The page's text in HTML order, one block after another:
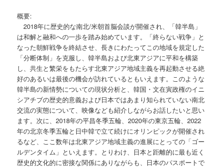
概要:
2018年に歴史的な南北/米朝首脳会談が開催され、「韓半島」
は和解と融和への一歩を踏み始めています。「終らない戦争」と
なった朝鮮戦争を終結させ、長きにわたってこの地域を規定した
「分断体制」を克服し、韓半島および北東アジアに平和を構築
し、共生と繁栄をもたらす北東アジア地域主義を再起動させる絶
好のあるいは最後の機会が訪れているともいえます。このような
韓半島の新情勢についての現状分析と、韓国・文在寅政権のイニ
シアチブの歴史的意義および日本ではあまり知られていない南北
交流の実態について、映像なども紹介しながらお話したいと思い
ます。次に、2018年の平昌冬季五輪、2020年の東京五輪、2022
年の北京冬季五輪と日中韓で立て続けにオリンピックが開催され
るなど、ここ数年は北東アジア地域主義の進展にとっての「ゴー
ルデンタイム」といえます。とりわけ、日本と距離的に最も近く
歴史的文化的に密接な関係にありながらも、日本のパスポートで